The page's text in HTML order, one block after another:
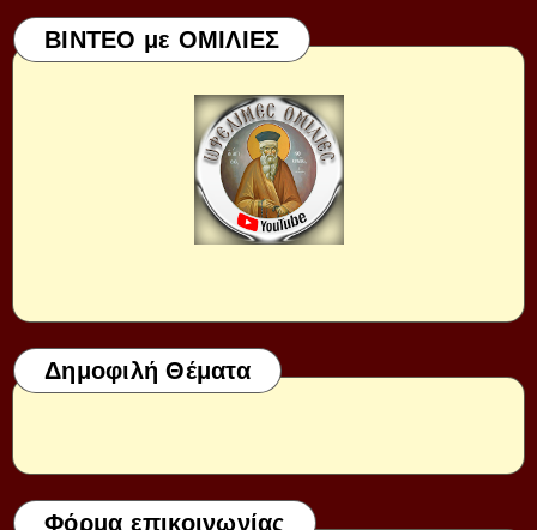
ΒΙΝΤΕΟ με ΟΜΙΛΙΕΣ
Δημοφιλή Θέματα
Φόρμα επικοινωνίας